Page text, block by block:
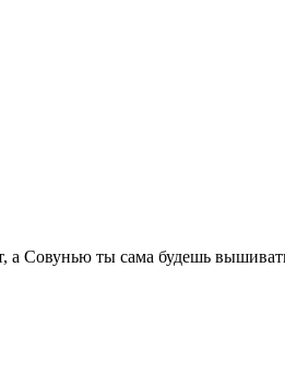
а Совунью ты сама будешь